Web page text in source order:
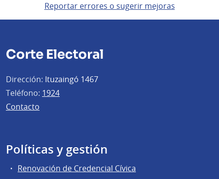
Reportar errores o sugerir mejoras
Corte Electoral
Dirección: Ituzaingó 1467
Teléfono: 1924
Contacto
Políticas y gestión
Renovación de Credencial Cívica